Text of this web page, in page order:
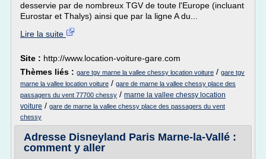
desservie par de nombreux TGV de toute l'Europe (incluant
Eurostar et Thalys) ainsi que par la ligne A du...
Lire la suite
Site : http://www.location-voiture-gare.com
Thèmes liés : gare tgv marne la vallee chessy location voiture / gare tgv
marne la vallee location voiture / gare de marne la vallee chessy place des
passagers du vent 77700 chessy / marne la vallee chessy location
voiture / gare de marne la vallee chessy place des passagers du vent
chessy
Adresse Disneyland Paris Marne-la-Vallé :
comment y aller